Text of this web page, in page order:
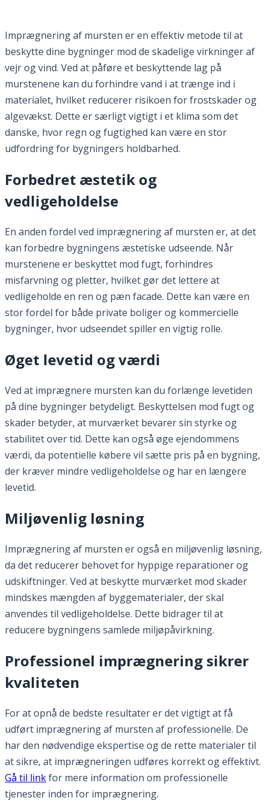
Imprægnering af mursten er en effektiv metode til at
beskytte dine bygninger mod de skadelige virkninger af
vejr og vind. Ved at påføre et beskyttende lag på
murstenene kan du forhindre vand i at trænge ind i
materialet, hvilket reducerer risikoen for frostskader og
algevækst. Dette er særligt vigtigt i et klima som det
danske, hvor regn og fugtighed kan være en stor
udfordring for bygningers holdbarhed.
Forbedret æstetik og
vedligeholdelse
En anden fordel ved imprægnering af mursten er, at det
kan forbedre bygningens æstetiske udseende. Når
murstenene er beskyttet mod fugt, forhindres
misfarvning og pletter, hvilket gør det lettere at
vedligeholde en ren og pæn facade. Dette kan være en
stor fordel for både private boliger og kommercielle
bygninger, hvor udseendet spiller en vigtig rolle.
Øget levetid og værdi
Ved at imprægnere mursten kan du forlænge levetiden
på dine bygninger betydeligt. Beskyttelsen mod fugt og
skader betyder, at murværket bevarer sin styrke og
stabilitet over tid. Dette kan også øge ejendommens
værdi, da potentielle købere vil sætte pris på en bygning,
der kræver mindre vedligeholdelse og har en længere
levetid.
Miljøvenlig løsning
Imprægnering af mursten er også en miljøvenlig løsning,
da det reducerer behovet for hyppige reparationer og
udskiftninger. Ved at beskytte murværket mod skader
mindskes mængden af byggematerialer, der skal
anvendes til vedligeholdelse. Dette bidrager til at
reducere bygningens samlede miljøpåvirkning.
Professionel imprægnering sikrer
kvaliteten
For at opnå de bedste resultater er det vigtigt at få
udført imprægnering af mursten af professionelle. De
har den nødvendige ekspertise og de rette materialer til
at sikre, at imprægneringen udføres korrekt og effektivt.
Gå til linkfor mere information om professionelle
tjenester inden for imprægnering.